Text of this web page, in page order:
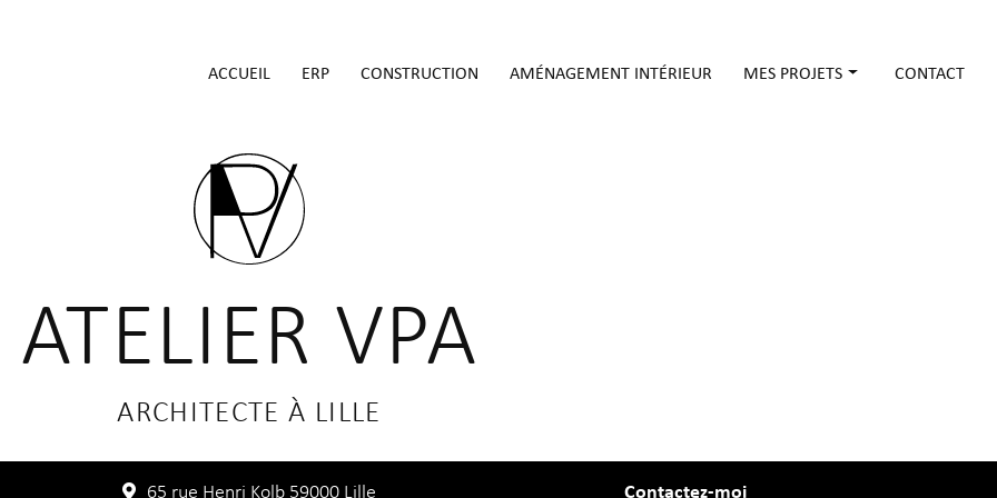
ACCUEIL ERP CONSTRUCTION AMÉNAGEMENT INTÉRIEUR MES PROJETS CONTACT
ATELIER VPA
ARCHITECTE À LILLE
65 rue Henri Kolb 59000 Lille Contactez-moi